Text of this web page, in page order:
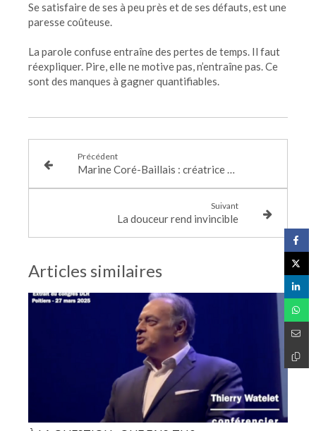
Se satisfaire de ses à peu près et de ses défauts, est une
paresse coûteuse.
La parole confuse entraîne des pertes de temps. Il faut
réexpliquer. Pire, elle ne motive pas, n’entraîne pas. Ce
sont des manques à gagner quantifiables.
Précédent
Marine Coré-Baillais : créatrice de pâtisseries numériques
Suivant
La douceur rend invincible
Articles similaires